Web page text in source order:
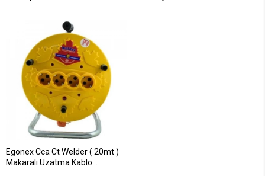
Egonex Cca Ct Welder ( 20mt )
Makaralı Uzatma Kablo